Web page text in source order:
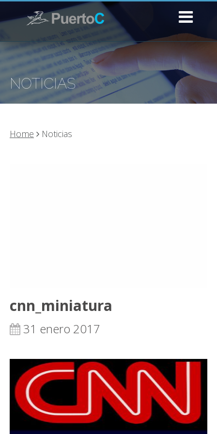
NOTICIAS
Home Noticias
cnn_miniatura
31 enero 2017